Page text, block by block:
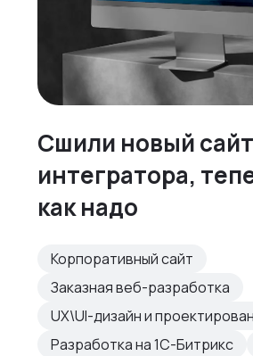
Сшили новый
интегратора,
как надо
Корпоративный сайт
Заказная веб-разработка
UX\UI-дизайн и
Разработка на 1С-Битрикс